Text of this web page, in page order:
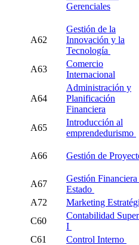
Gerenciales
A62
Gestión de la
Innovación y la
Tecnología
A63
Comercio
Internacional
A64
Administración y
Planificación
Financiera
A65
Introducción al
emprendedurismo
A66 Gestión de
A67
Gestión Financiera
Estado
A72
Marketing
C60
Contabilidad
I
C61
Control Interno